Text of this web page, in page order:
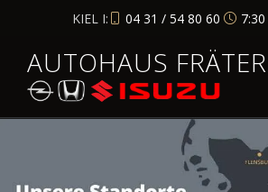
KIEL I: 04 31 / 54 80 60
AUTOHAUS FRÄTER